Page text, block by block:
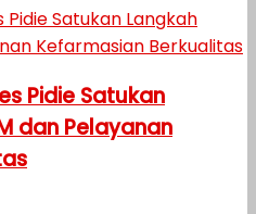
Pidie Satukan
dan Pelayanan